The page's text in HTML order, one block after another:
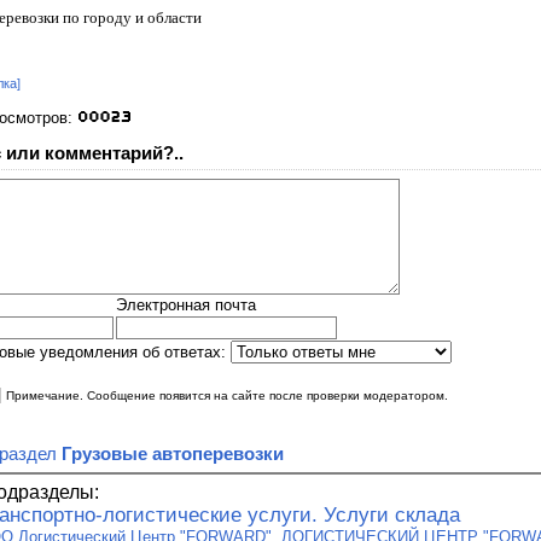
по городу и области
или комментарий?..
Электронная почта
уведомления об ответах:
Примечание. Сообщение появится на сайте после проверки модератором.
Грузовые автоперевозки
логистические услуги. Услуги склада
Логистический Центр "FORWARD" ЛОГИСТИЧЕСКИЙ ЦЕНТР